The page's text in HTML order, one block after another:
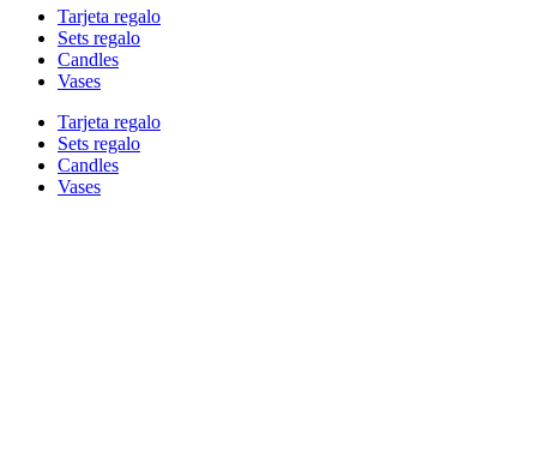
Tarjeta regalo
Sets regalo
Candles
Vases
Tarjeta regalo
Sets regalo
Candles
Vases